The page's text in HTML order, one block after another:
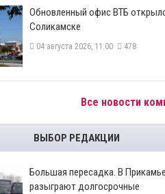
​Обновленный офис ВТБ
Соликамске
04 августа 2026, 11:00 478
Все новости
ВЫБОР РЕДАКЦИИ
Большая пересадка. В Прикамье
разыграют долгосрочные